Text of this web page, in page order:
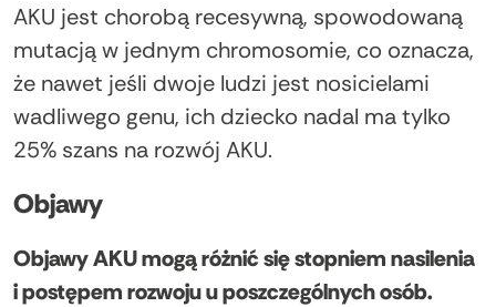
AKU jest chorobą recesywną, spowodowaną
mutacją w jednym chromosomie, co oznacza,
że nawet jeśli dwoje ludzi jest nosicielami
wadliwego genu, ich dziecko nadal ma tylko
25% szans na rozwój AKU.
Objawy
Objawy AKU mogą różnić się stopniem nasilenia
i postępem rozwoju u poszczególnych osób.